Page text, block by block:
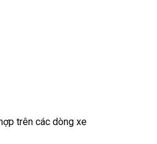
trên các dòng xe